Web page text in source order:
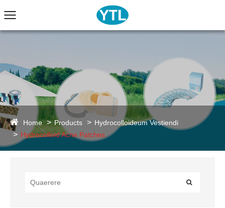
Home Products
Hydrocolloideum Vestiendi
Hydrocolloid Acne Patches